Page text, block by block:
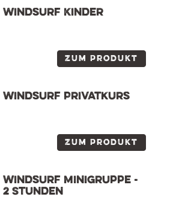
Windsurf Kinder
Zum Produkt
Windsurf Privatkurs
Zum Produkt
Windsurf Minigruppe -
2 Stunden